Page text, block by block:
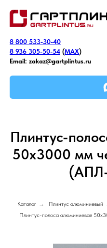
8 800 533-30-40
8 936 305-50-54 (MAX)
Email: zakaz@gartplintus.ru
Плинтус-
50х3000 мм
Каталог → Плинтус алюминиевый
Плинтус-полоса алюминиевая